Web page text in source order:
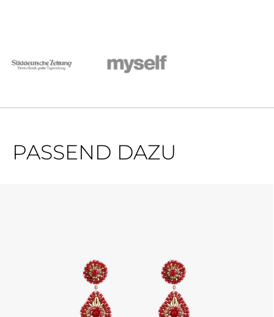
PASSEND DAZU